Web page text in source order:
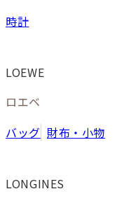
時計
LOEWE
ロエベ
バッグ 財布・小物
LONGINES